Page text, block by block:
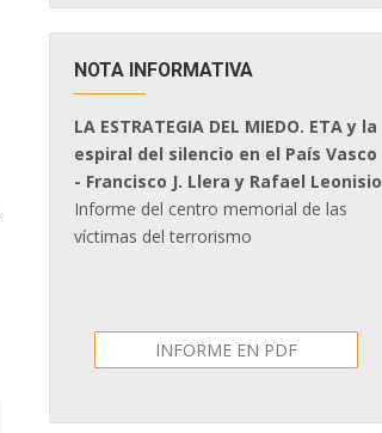
NOTA INFORMATIVA
LA ESTRATEGIA DEL MIEDO. ETA y la
espiral del silencio en el País Vasco
- Francisco J. Llera y Rafael Leonisio
Informe del centro memorial de las
víctimas del terrorismo
INFORME EN PDF